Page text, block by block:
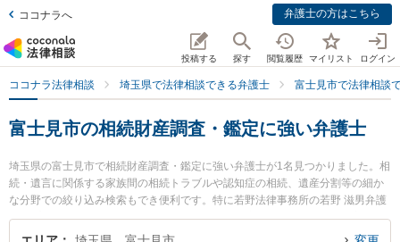
ココナラへ 弁護士の方はこちら
投稿する 探す 閲覧履歴 マイリスト ログイン
ココナラ法律相談 埼玉県で法律相談できる弁護士 富士見市で法律相談
富士見市の相続財産調査・鑑定に強い弁護士
埼玉県の富士見市で相続財産調査・鑑定に強い弁護士が1名見つかりました。相
続・遺言に関係する家族間の相続トラブルや認知症の相続、遺産分割等の細か
な分野での絞り込み検索もでき便利です。特に若野法律事務所の若野 滋男弁護
士のプロフィール情報や弁護士費用、強みなどが注目されています。『富士見
市で土日や夜間に発生した相続財産調査・鑑定のトラブルを今すぐに弁護士に